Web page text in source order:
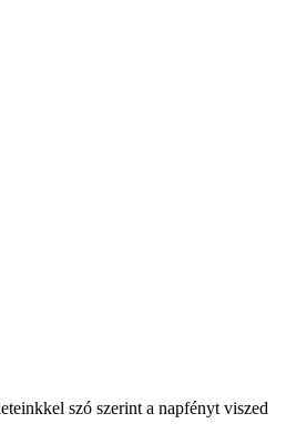
szó szerint a napfényt viszed